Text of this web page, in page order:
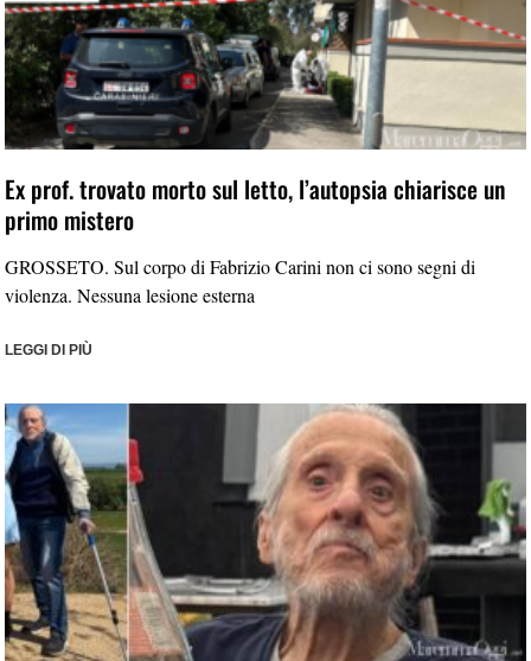
Ex prof. trovato morto sul letto, l’autopsia chiarisce un
primo mistero
GROSSETO. Sul corpo di Fabrizio Carini non ci sono segni di
violenza. Nessuna lesione esterna
LEGGI DI PIÙ